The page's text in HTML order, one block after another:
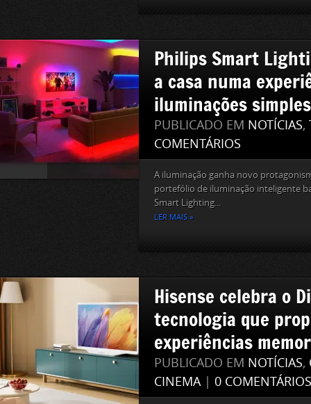
Philips Smart
a casa numa
iluminações simples
PUBLICADO EM NOTÍCIAS,
COMENTÁRIOS
A iluminação ganha novo
portefólio de iluminação inteligente
Smart Lighting...
LER MAIS »
Hisense celebra o
tecnologia que
experiências
PUBLICADO EM NOTÍCIAS,
CINEMA| 0 COMENTÁRIOS